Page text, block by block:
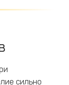
сильно